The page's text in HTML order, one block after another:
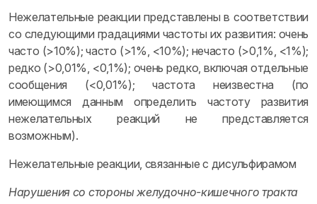
Нежелательные реакции представлены в соответствии
со следующими градациями частоты их развития: очень
часто (>10%); часто (>1%, <10%); нечасто (>0,1%, <1%);
редко (>0,01%, <0,1%); очень редко, включая отдельные
сообщения (<0,01%); частота неизвестна (по
имеющимся данным определить частоту развития
нежелательных реакций не представляется
возможным).
Нежелательные реакции, связанные с дисульфирамом
Нарушения со стороны желудочно-кишечного тракта